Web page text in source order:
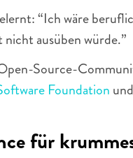
“Ich wäre
ausüben würde.”
Source-
Foundation
für